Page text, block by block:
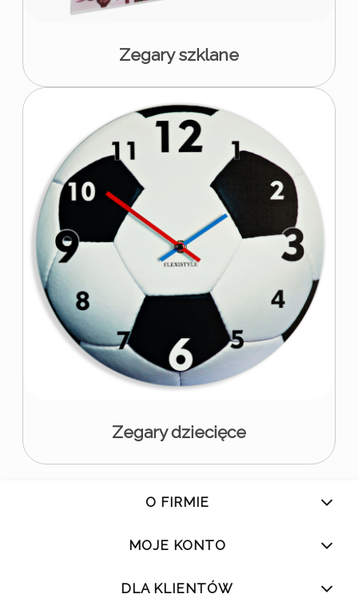
Zegary szklane
Zegary dziecięce
O FIRMIE
MOJE KONTO
DLA KLIENTÓW